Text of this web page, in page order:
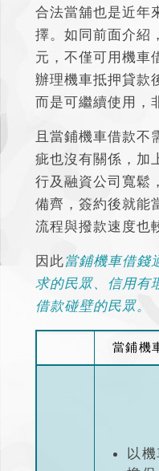
合法當舖也是近年
擇。如同前面介紹
元，不僅可用機車
辦理機車抵押貸款
而是可繼續使用，
且當鋪機車借款不
疵也沒有關係，加
行及融資公司寬鬆
備齊，簽約後就能
流程與撥款速度也
因此當鋪機車借錢
求的民眾、信用有
借款碰壁的民眾。
當鋪機
以